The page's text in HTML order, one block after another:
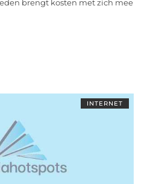
brengt kosten met zich mee
INTERNET